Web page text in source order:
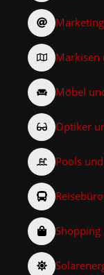
Marketing
Markisen
Möbel
Optiker
Pools
Shopping